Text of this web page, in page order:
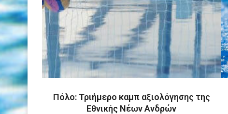
Πόλο: Τριήμερο καμπ αξιολόγησης της
Εθνικής Νέων Ανδρών